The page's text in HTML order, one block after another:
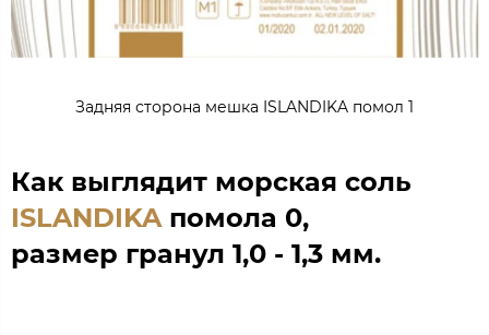
Задняя сторона мешка ISLANDIKA помол 1
Как выглядит морская соль
ISLANDIKA помола 0,
размер гранул 1,0 - 1,3 мм.